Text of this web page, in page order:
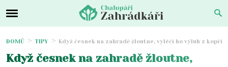
DOMŮ TIPY Když česnek na zahradě žloutne, vyléčí ho výluh z kopřiv
Když česnek na zahradě žloutne,